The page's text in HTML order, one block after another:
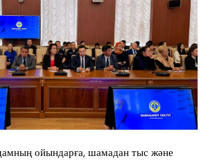
ойындарға, шамадан тыс және